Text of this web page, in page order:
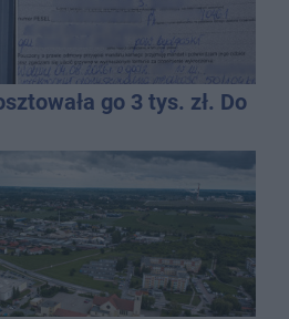
go 3 tys. zł. Do